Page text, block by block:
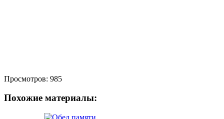
Просмотров: 985
Похожие материалы: